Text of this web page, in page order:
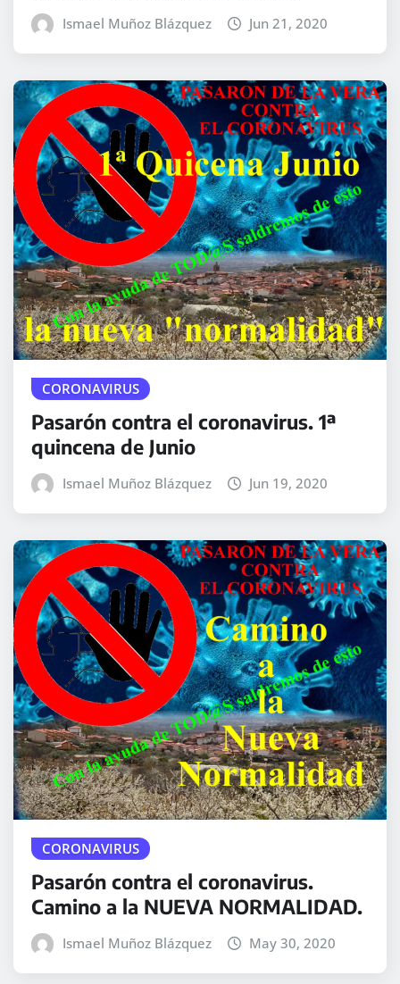
Ismael Muñoz Blázquez Jun 21, 2020
CORONAVIRUS
Pasarón contra el coronavirus. 1ª
quincena de Junio
Ismael Muñoz Blázquez Jun 19, 2020
CORONAVIRUS
Pasarón contra el coronavirus.
Camino a la NUEVA NORMALIDAD.
Ismael Muñoz Blázquez May 30, 2020